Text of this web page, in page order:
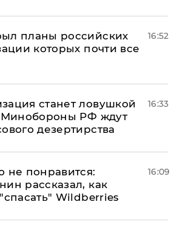
планы российских
которых почти все
16:52
станет ловушкой
Минобороны РФ ждут
дезертирства
16:33
не понравится:
рассказал, как
Wildberries
16:09